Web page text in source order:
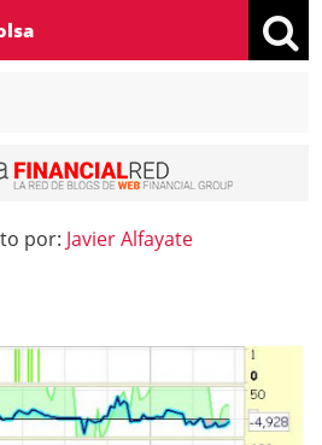
por: Javier Alfayate